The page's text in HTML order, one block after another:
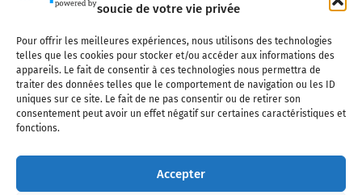
soucie de votre vie privée
Pour offrir les meilleures expériences, nous utilisons des technologies
telles que les cookies pour stocker et/ou accéder aux informations des
appareils. Le fait de consentir à ces technologies nous permettra de
traiter des données telles que le comportement de navigation ou les ID
uniques sur ce site. Le fait de ne pas consentir ou de retirer son
consentement peut avoir un effet négatif sur certaines caractéristiques et
fonctions.
Accepter
Qui sommes-nous ? Nous contacter
Partenaires
Mentions légales
CGV Politique de confidentialité Cookies
l'industrie aéronautique, l'aviation commerciale, l'aviation d'affaires, les